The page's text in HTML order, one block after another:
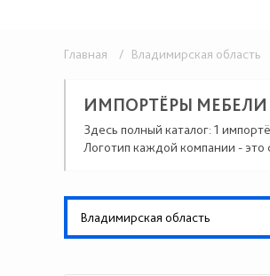
Главная / Владимирская область
ИМПОРТЁРЫ
Здесь полный каталог: 1
Логотип каждой компании - это
Владимирская область